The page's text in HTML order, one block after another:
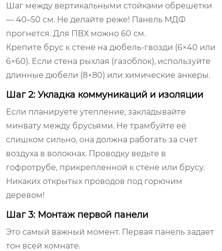
Шаг между вертикальными стойками обрешетки
— 40–50 см. Не делайте реже! Панель МДФ
прогнется. Для ПВХ можно 60 см.
Крепите брус к стене на дюбель-гвозди (6×40 или
6×60). Если стена рыхлая (газоблок), используйте
длинные дюбели (8×80) или химические анкеры.
Шаг 2: Укладка коммуникаций и изоляции
Если планируете утепление, закладывайте
минвату между брусьями. Не трамбуйте её
слишком сильно, она должна работать за счет
воздуха в волокнах. Проводку ведьте в
гофротрубе, прикрепленной к стене или брусу.
Никаких открытых проводов под горючим
деревом!
Шаг 3: Монтаж первой панели
Это самый важный момент. Первая панель задает
тон всей комнате.